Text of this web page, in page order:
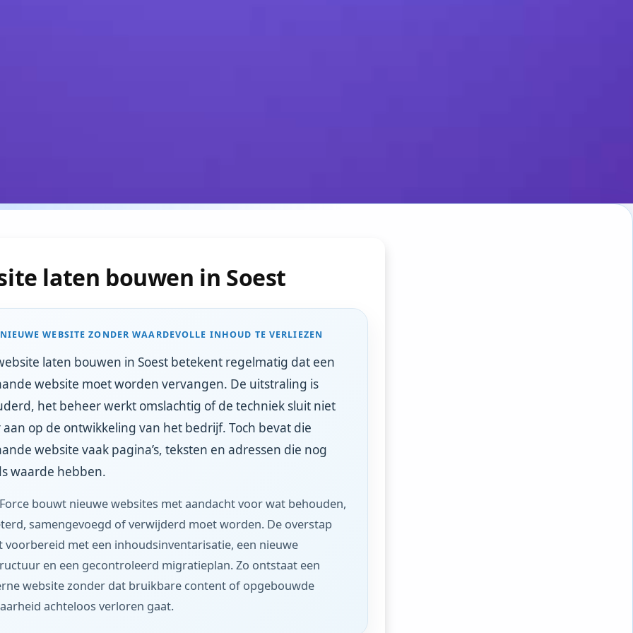
laten bouwen in Soest
NIEUWE WEBSITE ZONDER WAARDEVOLLE INHOUD TE VERLIEZEN
laten bouwen in Soest betekent regelmatig dat een
website moet worden vervangen. De uitstraling is
het beheer werkt omslachtig of de techniek sluit niet
op de ontwikkeling van het bedrijf. Toch bevat die
website vaak pagina’s, teksten en adressen die nog
waarde hebben.
bouwt nieuwe websites met aandacht voor wat behouden,
samengevoegd of verwijderd moet worden. De overstap
voorbereid met een inhoudsinventarisatie, een nieuwe
en een gecontroleerd migratieplan. Zo ontstaat een
website zonder dat bruikbare content of opgebouwde
achteloos verloren gaat.